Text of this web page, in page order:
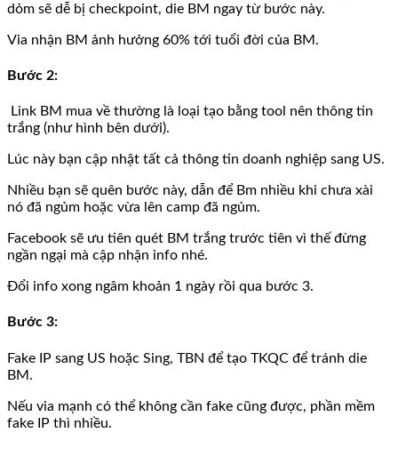
dỏm sẽ dễ bị checkpoint, die BM ngay từ bước này.
Via nhận BM ảnh hưởng 60% tới tuổi đời của BM.
Bước 2:
Link BM mua về thường là loại tạo bằng tool nên thông tin
trắng (như hình bên dưới).
Lúc này bạn cập nhật tất cả thông tin doanh nghiệp sang US.
Nhiều bạn sẽ quên bước này, dẫn để Bm nhiều khi chưa xài
nó đã ngủm hoặc vừa lên camp đã ngủm.
Facebook sẽ ưu tiên quét BM trắng trước tiên vì thế đừng
ngần ngại mà cập nhận info nhé.
Đổi info xong ngâm khoản 1 ngày rồi qua bước 3.
Bước 3:
Fake IP sang US hoặc Sing, TBN để tạo TKQC để tránh die
BM.
Nếu via mạnh có thể không cần fake cũng được, phần mềm
fake IP thì nhiều.